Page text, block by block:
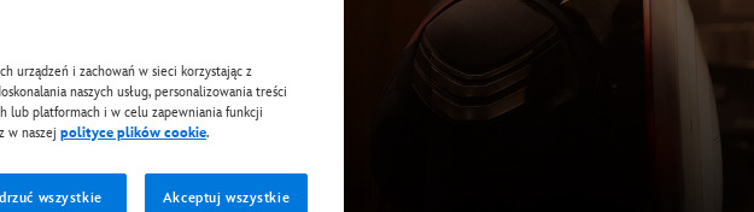
urządzeń i zachowań w sieci korzystając z
naszych usług, personalizowania treści
platformach i w celu zapewniania funkcji
w naszej polityce plików cookie.
wszystkie Akceptuj wszystkie